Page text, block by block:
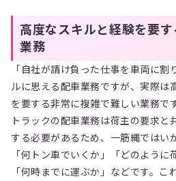
高度なスキルと経験を要
業務
「自社が請け負った仕事を車両に
ルに思える配車業務ですが、実際は
を要する非常に複雑で難しい業務です
トラックの配車業務は荷主の要求と
する必要があるため、一筋縄ではい
「何トン車でいくか」「どのように
「何時までに運ぶか」などです。こ